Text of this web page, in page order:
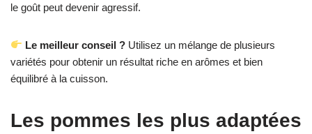
le goût peut devenir agressif.
Le meilleur conseil ? Utilisez un mélange de plusieurs
variétés pour obtenir un résultat riche en arômes et bien
équilibré à la cuisson.
Les pommes les plus adaptées